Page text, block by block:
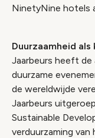
NinetyNine hotels
Duurzaamheid als
Jaarbeurs heeft
duurzame
de wereldwijde
Jaarbeurs
Sustainable
verduurzaming